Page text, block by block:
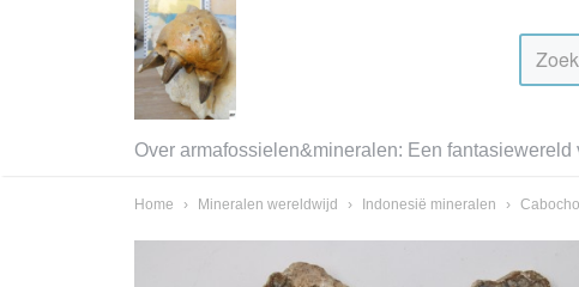
Over armafossielen&mineralen: Een
Home › Mineralen wereldwijd › Indonesië mineralen ›